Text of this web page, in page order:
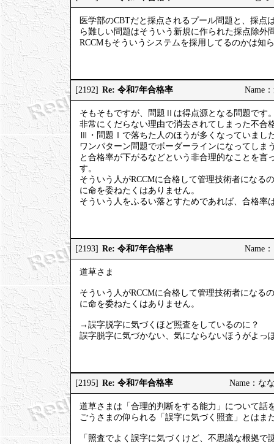
医学部のCBTだと採点されるプール問題と、採
ら難しい問題はそういう新規に作られた採点除外
RCCMもそういうシステムを採用してるのかは知
[2192] Re: 令和7年合格率 Name
そもそもですが、問題Ⅱは得点源となる問題です
非常にくだらない理由で消去されてしまった不
Ⅲ・問題Ⅰで落ちた人のほうが多くなっていまし
ワンパターン問題でボーダーラインになってし
と合格率が下がるなどという非合理的なことを
す。
そういう人がRCCMに合格して管理技術者になる
に命を委ねたくはありません。
そういう人をふるい落とすためであれば、合格率
[2193] Re: 令和7年合格率 Name
道草さま
そういう人がRCCMに合格して管理技術者になる
に命を委ねたくはありません。
→誤字脱字に気づくほど照査をしているのに？
誤字脱字に気づかない、気にならないほうがよっ
[2195] Re: 令和7年合格率 Name：な
道草さまは「合理的判断をする能力」について話
ごうさまの仰られる「誤字に気づく照査」とはま
「照査でよく誤字に気づくけど、不思議な根拠で